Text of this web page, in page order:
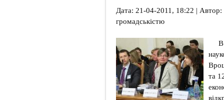
Дата: 21-04-2011, 18:22 | Автор:
громадськістю
В
та